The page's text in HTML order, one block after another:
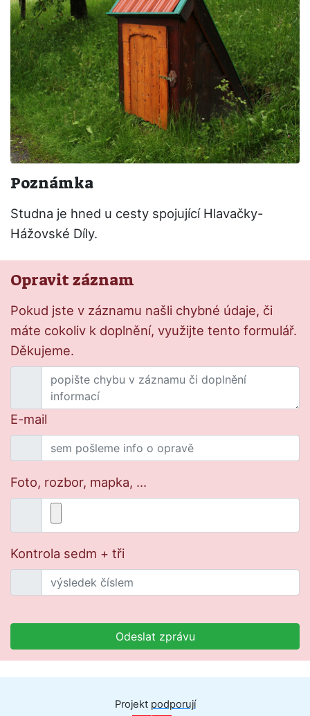
Poznámka
Studna je hned u cesty spojující Hlavačky-
Hážovské Díly.
Opravit záznam
Pokud jste v záznamu našli chybné údaje, či
máte cokoliv k doplnění, využijte tento formulář.
Děkujeme.
E-mail
Foto, rozbor, mapka, ...
Kontrola sedm + tři
Odeslat zprávu
Projekt podporují